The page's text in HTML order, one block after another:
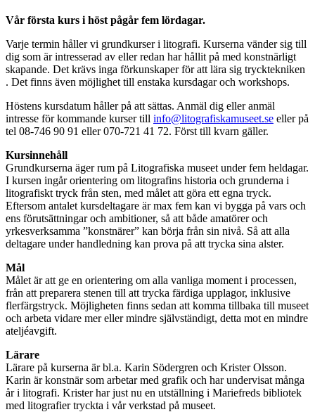
Vår första kurs i höst pågår fem lördagar.
Varje termin håller vi grundkurser i litografi. Kurserna vänder sig till
dig som är intresserad av eller redan har hållit på med konstnärligt
skapande. Det krävs inga förkunskaper för att lära sig trycktekniken
. Det finns även möjlighet till enstaka kursdagar och workshops.
Höstens kursdatum håller på att sättas. Anmäl dig eller anmäl
intresse för kommande kurser till info@litografiskamuseet.se eller på
tel 08-746 90 91 eller 070-721 41 72. Först till kvarn gäller.
Kursinnehåll
Grundkurserna äger rum på Litografiska museet under fem heldagar.
I kursen ingår orientering om litografins historia och grunderna i
litografiskt tryck från sten, med målet att göra ett egna tryck.
Eftersom antalet kursdeltagare är max fem kan vi bygga på vars och
ens förutsättningar och ambitioner, så att både amatörer och
yrkesverksamma ”konstnärer” kan börja från sin nivå. Så att alla
deltagare under handledning kan prova på att trycka sina alster.
Mål
Målet är att ge en orientering om alla vanliga moment i processen,
från att preparera stenen till att trycka färdiga upplagor, inklusive
flerfärgstryck. Möjligheten finns sedan att komma tillbaka till museet
och arbeta vidare mer eller mindre självständigt, detta mot en mindre
ateljéavgift.
Lärare
Lärare på kurserna är bl.a. Karin Södergren och Krister Olsson.
Karin är konstnär som arbetar med grafik och har undervisat många
år i litografi. Krister har just nu en utställning i Mariefreds bibliotek
med litografier tryckta i vår verkstad på museet.